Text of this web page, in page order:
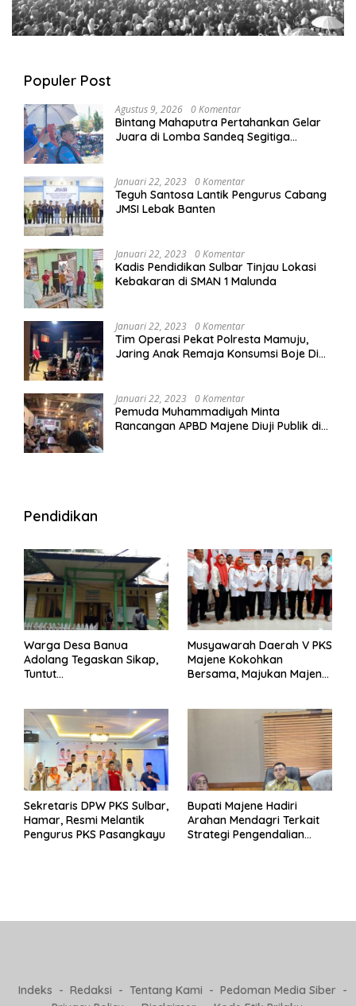
Populer Post
Agustus 9, 2026 0 Komentar
Bintang Mahaputra Pertahankan Gelar
Juara di Lomba Sandeq Segitiga
Januari 22, 2023 0 Komentar
Teguh Santosa Lantik Pengurus Cabang
JMSI Lebak Banten
Januari 22, 2023 0 Komentar
Kadis Pendidikan Sulbar Tinjau Lokasi
Kebakaran di SMAN 1 Malunda
Januari 22, 2023 0 Komentar
Tim Operasi Pekat Polresta Mamuju,
Jaring Anak Remaja Konsumsi Boje Di
Januari 22, 2023 0 Komentar
Pemuda Muhammadiyah Minta
Rancangan APBD Majene Diuji Publik di
Pendidikan
Warga Desa Banua
Adolang Tegaskan Sikap,
Tuntut
Musyawarah Daerah V PKS
Majene Kokohkan
Bersama, Majukan Majene
Sekretaris DPW PKS Sulbar,
Hamar, Resmi Melantik
Pengurus PKS Pasangkayu
Bupati Majene Hadiri
Arahan Mendagri Terkait
Strategi Pengendalian
Indeks Redaksi Tentang Kami
Pedoman Media Siber